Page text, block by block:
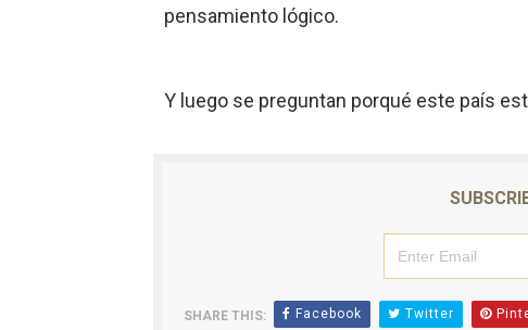
pensamiento lógico.
Y luego se preguntan porqué este país
SHARE THIS: Facebook Twitter